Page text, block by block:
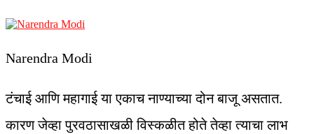
Narendra Modi
टंचाई आणि महागाई या एकाच नाण्याच्या दोन बाजू असतात.
कारण जेव्हा पुरवठासाखळी विस्कळीत होते तेव्हा त्याचा लाभ